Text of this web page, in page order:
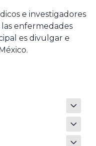
e investigadores
enfermedades
es divulgar e